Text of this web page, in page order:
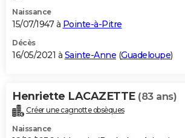
Naissance
15/07/1947 à Pointe-à-Pitre
Décès
16/05/2021 à Sainte-Anne (Guadeloupe)
Henriette LACAZETTE (83 ans)
Créer une cagnotte obsèques
Naissance